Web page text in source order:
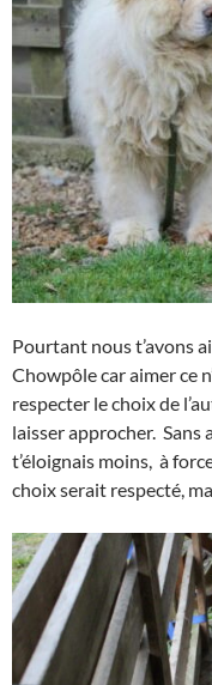
Pourtant nous t’avons
Chowpôle car aimer ce
respecter le choix de
laisser approcher. Sans
t’éloignais moins, à
choix serait respecté,